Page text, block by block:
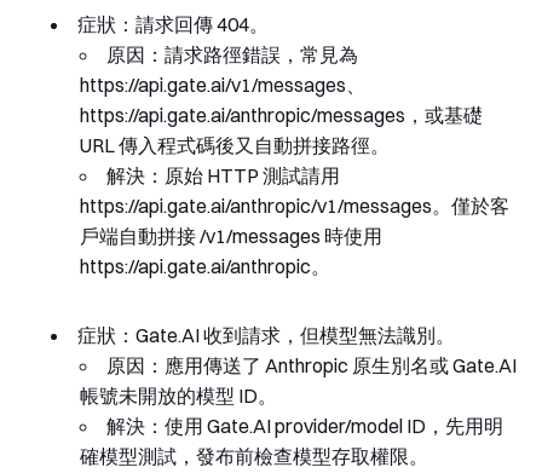
症狀：請求回傳404。
原因：請求路徑錯誤，常見為
https://api.gate.ai/v1/messages、
https://api.gate.ai/anthropic/messages ，或基礎
URL 傳入程式碼後又自動拼接路徑。
解決：原始 HTTP 測試請用
https://api.gate.ai/anthropic/v1/messages。僅於客
戶端自動拼接/v1/messages 時使用
https://api.gate.ai/anthropic。
症狀：Gate.AI 收到請求，但模型無法識別。
原因：應用傳送了 Anthropic 原生別名或 Gate.AI
帳號未開放的模型 ID。
解決：使用 Gate.AI provider/model ID，先用明
確模型測試，發布前檢查模型存取權限。